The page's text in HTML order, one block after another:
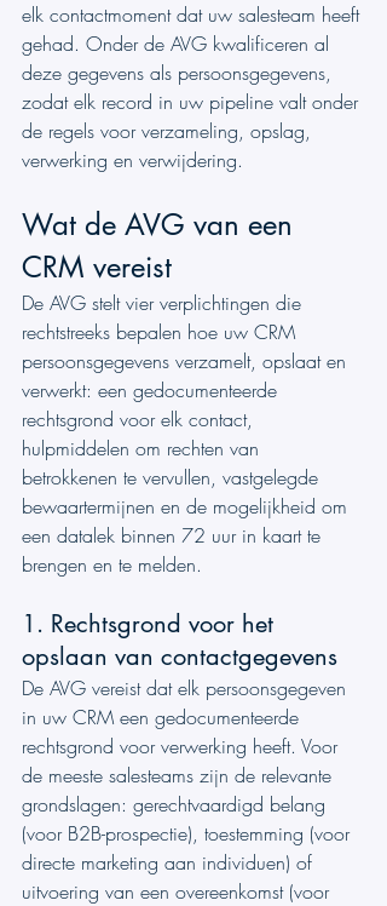
elk contactmoment dat uw salesteam heeft
gehad. Onder de AVG kwalificeren al
deze gegevens als persoonsgegevens,
zodat elk record in uw pipeline valt onder
de regels voor verzameling, opslag,
verwerking en verwijdering.
Wat de AVG van een
CRM vereist
De AVG stelt vier verplichtingen die
rechtstreeks bepalen hoe uw CRM
persoonsgegevens verzamelt, opslaat en
verwerkt: een gedocumenteerde
rechtsgrond voor elk contact,
hulpmiddelen om rechten van
betrokkenen te vervullen, vastgelegde
bewaartermijnen en de mogelijkheid om
een datalek binnen 72 uur in kaart te
brengen en te melden.
1. Rechtsgrond voor het
opslaan van contactgegevens
De AVG vereist dat elk persoonsgegeven
in uw CRM een gedocumenteerde
rechtsgrond voor verwerking heeft. Voor
de meeste salesteams zijn de relevante
grondslagen: gerechtvaardigd belang
(voor B2B-prospectie), toestemming (voor
directe marketing aan individuen) of
uitvoering van een overeenkomst (voor